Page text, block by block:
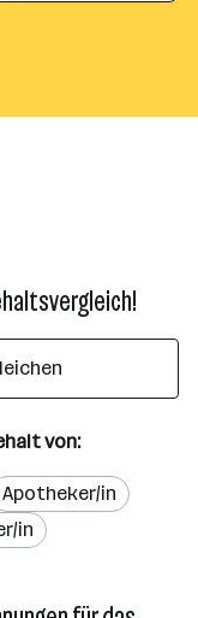
von:
Apotheker/in
in